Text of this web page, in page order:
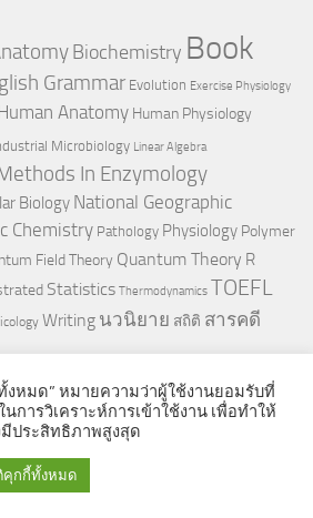
Biochemistry Book
Grammar Evolution Exercise Physiology
Anatomy Human Physiology
Microbiology Linear Algebra
In Enzymology
Biology National Geographic
Chemistry Pathology Physiology Polymer
Field Theory Quantum Theory R
Statistics Thermodynamics TOEFL
Writing นวนิยาย สถิติ สารคดี
All Rights Reserved.
หมด” หมายความว่าผู้ใช้งานยอมรับที่
การวิเคราะห์การเข้าใช้งาน เพื่อทำให้
มีประสิทธิภาพสูงสุด
กกี้ทั้งหมด